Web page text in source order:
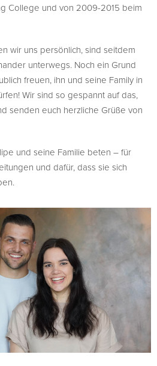
College und von 2009-2015 beim
wir uns persönlich, sind seitdem
unterwegs. Noch ein Grund
freuen, ihn und seine Family in
Wir sind so gespannt auf das,
senden euch herzliche Grüße von
und seine Familie beten – für
und dafür, dass sie sich